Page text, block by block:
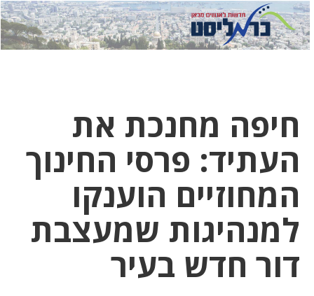
לחץ
כאן
לחץ
כדי
חיפה מחנכת את
העתיד: פרסי החינוך
המחוזיים הוענקו
למנהיגות שמעצבת
דור חדש בעיר